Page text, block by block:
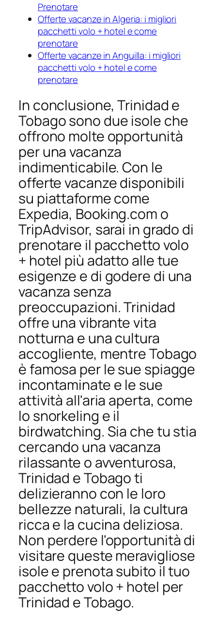
Prenotare
Offerte vacanze in Algeria: i migliori
pacchetti volo + hotel e come
prenotare
Offerte vacanze in Anguilla: i migliori
pacchetti volo + hotel e come
prenotare
In conclusione, Trinidad e
Tobago sono due isole che
offrono molte opportunità
per una vacanza
indimenticabile. Con le
offerte vacanze disponibili
su piattaforme come
Expedia, Booking.com o
TripAdvisor, sarai in grado di
prenotare il pacchetto volo
+ hotel più adatto alle tue
esigenze e di godere di una
vacanza senza
preoccupazioni. Trinidad
offre una vibrante vita
notturna e una cultura
accogliente, mentre Tobago
è famosa per le sue spiagge
incontaminate e le sue
attività all'aria aperta, come
lo snorkeling e il
birdwatching. Sia che tu stia
cercando una vacanza
rilassante o avventurosa,
Trinidad e Tobago ti
delizieranno con le loro
bellezze naturali, la cultura
ricca e la cucina deliziosa.
Non perdere l'opportunità di
visitare queste meravigliose
isole e prenota subito il tuo
pacchetto volo + hotel per
Trinidad e Tobago.